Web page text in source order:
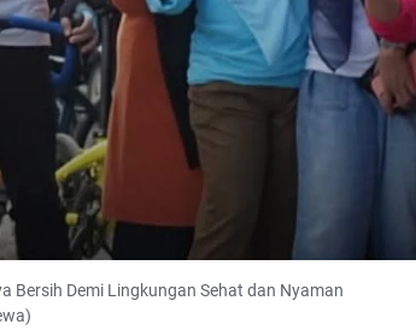
Bersih Demi Lingkungan Sehat dan Nyaman